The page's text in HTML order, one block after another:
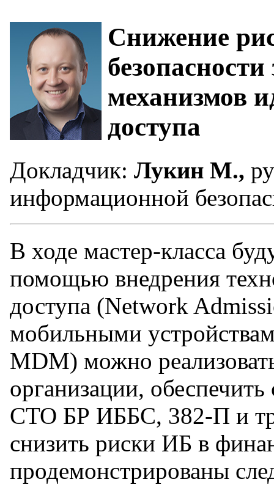
Снижение
механизмов
доступа
Докладчик: Лукин М.,
информационной
В ходе мастер-класса
помощью внедрения
доступа (Network
мобильными
MDM) можно
организации,
СТО БР ИББС, 382-П и
снизить риски ИБ в
продемонстрированы